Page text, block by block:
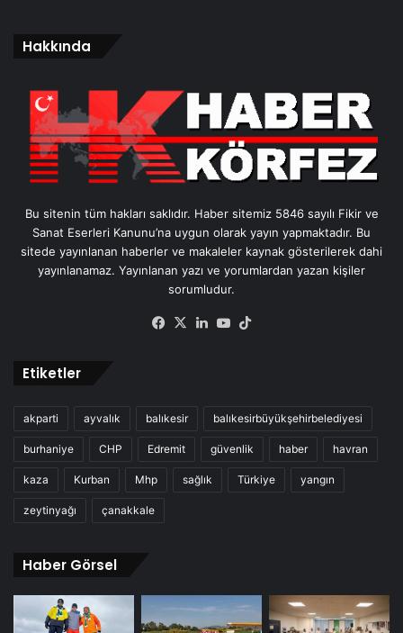
Hakkında
Bu sitenin tüm hakları saklıdır. Haber sitemiz 5846 sayılı Fikir ve
Sanat Eserleri Kanunu’na uygun olarak yayın yapmaktadır. Bu
sitede yayınlanan haberler ve makaleler kaynak gösterilerek dahi
yayınlanamaz. Yayınlanan yazı ve yorumlardan yazan kişiler
sorumludur.
Facebook
X LinkedInYouTube
Etiketler
akparti ayvalık balıkesir balıkesirbüyükşehirbelediyesi
burhaniye CHP Edremit güvenlik haber havran
kaza Kurban Mhp sağlık Türkiye yangın
zeytinyağı çanakkale
Haber Görsel